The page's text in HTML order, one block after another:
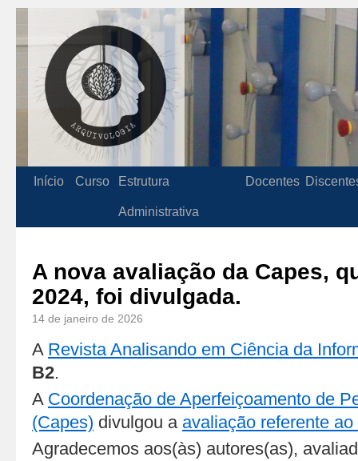
Início Curso Estrutura
Administrativa
Docentes
A nova avaliação da Capes,
2024, foi divulgada.
14 de janeiro de 2026
A Revista Analisando em Ciência da
B2.
A Coordenação de Aperfeiçoamento de
(Capes) divulgou a avaliação referente
Agradecemos aos(às) autores(as),